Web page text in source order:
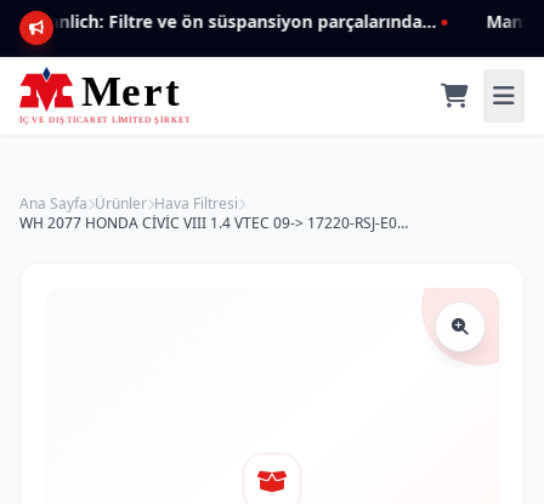
Mannlich: Filtre ve ön süspansiyon parçalarında genişleyen ürün yelpazesiyle kalite ve güven.
Ana Sayfa Ürünler Hava Filtresi
WH 2077 HONDA CİVİC VIII 1.4 VTEC 09-> 17220-RSJ-E00 Hava Filtresi